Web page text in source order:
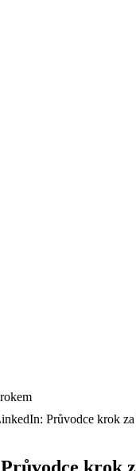
Průvodce krok